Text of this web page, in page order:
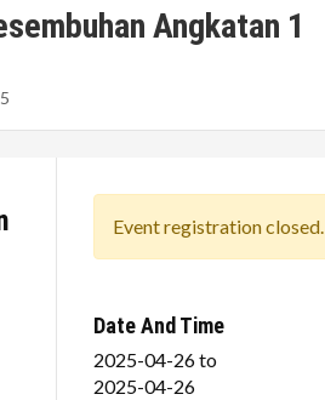
Angkatan 1
Event registration closed.
Date And Time
2025-04-26to
2025-04-26